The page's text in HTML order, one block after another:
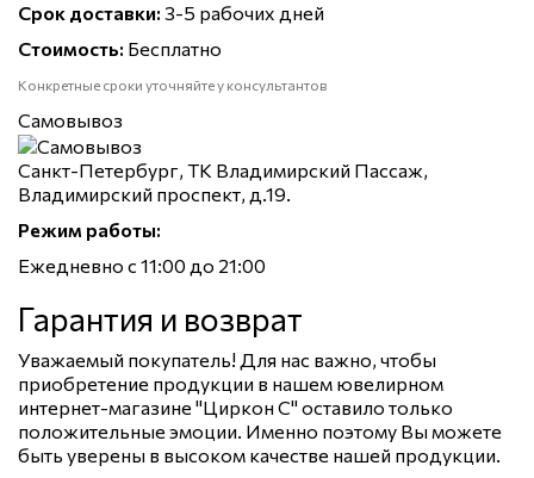
Срок доставки: 3-5 рабочих дней
Стоимость: Бесплатно
Конкретные сроки уточняйте у консультантов
Самовывоз
Санкт-Петербург, ТК Владимирский Пассаж,
Владимирский проспект, д.19.
Режим работы:
Ежедневно с 11:00 до 21:00
Гарантия и возврат
Уважаемый покупатель! Для нас важно, чтобы
приобретение продукции в нашем ювелирном
интернет-магазине "Циркон С" оставило только
положительные эмоции. Именно поэтому Вы можете
быть уверены в высоком качестве нашей продукции.